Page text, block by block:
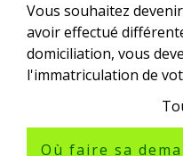
Vous souhaitez
avoir effectué
domiciliation, vous
l'immatriculation de
Où faire sa